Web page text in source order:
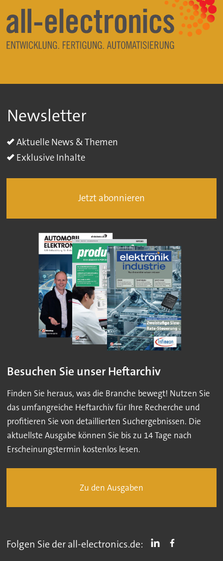
Newsletter
Aktuelle News & Themen
Exklusive Inhalte
Jetzt abonnieren
Besuchen Sie unser Heftarchiv
Finden Sie heraus, was die Branche bewegt! Nutzen Sie
das umfangreiche Heftarchiv für Ihre Recherche und
profitieren Sie von detaillierten Suchergebnissen. Die
aktuellste Ausgabe können Sie bis zu 14 Tage nach
Erscheinungstermin kostenlos lesen.
Zu den Ausgaben
Folgen Sie der all-electronics.de: